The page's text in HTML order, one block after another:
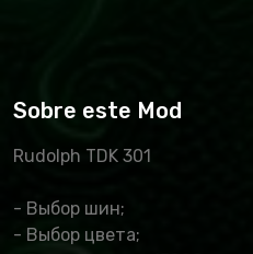
Sobre este Mod
Rudolph TDK 301
- Выбор шин;
- Выбор цвета;